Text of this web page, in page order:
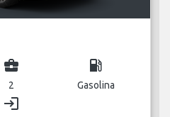
business_center
2
local_gas_station
Gasolina
login